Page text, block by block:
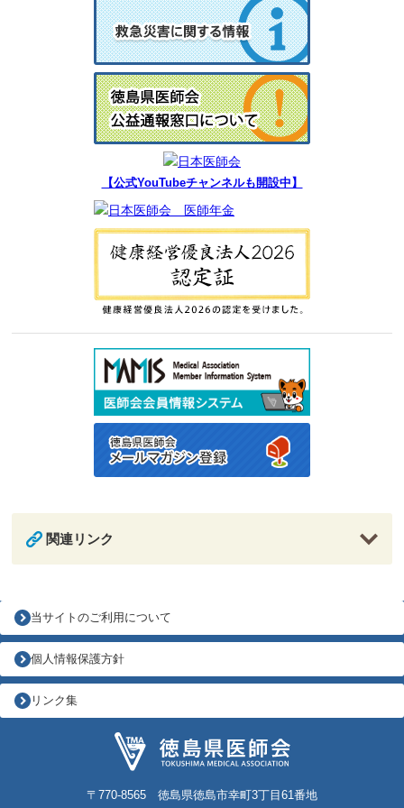
【公式YouTubeチャンネルも開設中】
関連リンク
〒770-8565 徳島県徳島市幸町3丁目61番地
当サイトのご利用について
個人情報保護方針
リンク集